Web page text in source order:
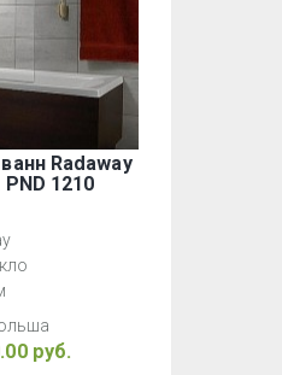
Radaway
1210
руб.